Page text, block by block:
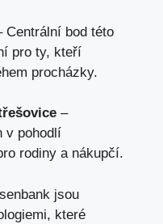
Centrální bod této
pro ty, kteří
procházky.
–
v pohodlí
rodiny a nákupčí.
jsou
které